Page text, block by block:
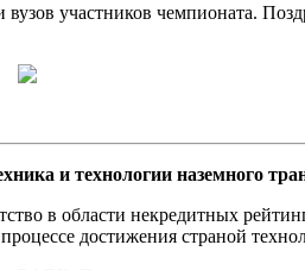
участников чемпионата.
и технологии наземного
в области некредитных
достижения страной